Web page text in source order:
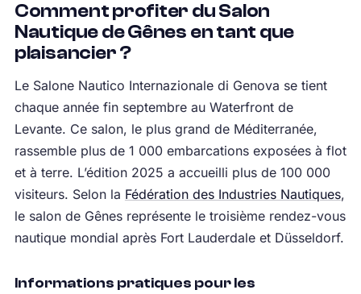
Comment profiter du Salon
Nautique de Gênes en tant que
plaisancier ?
Le Salone Nautico Internazionale di Genova se tient
chaque année fin septembre au Waterfront de
Levante. Ce salon, le plus grand de Méditerranée,
rassemble plus de 1 000 embarcations exposées à flot
et à terre. L’édition 2025 a accueilli plus de 100 000
visiteurs. Selon la Fédération des Industries Nautiques,
le salon de Gênes représente le troisième rendez-vous
nautique mondial après Fort Lauderdale et Düsseldorf.
Informations pratiques pour les